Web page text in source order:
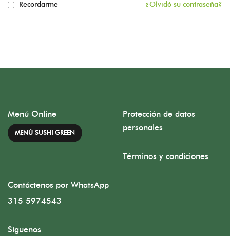
¿Olvidó su contraseña?
Recordarme
Menú Online
MENÚ SUSHI GREEN
Protección de datos
personales
Términos y condiciones
Contáctenos por WhatsApp
315 5974543
Síguenos